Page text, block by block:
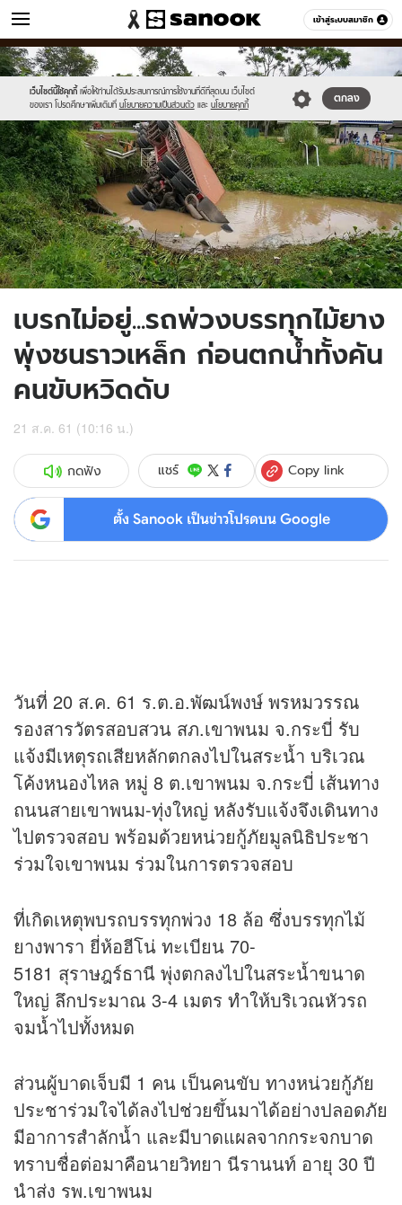
เข้าสู่ระบบสมาชิก
ข่าว หมวดอื่นๆ
เว็บไซต์นี้ใช้คุกกี้ เพื่อให้ท่านได้รับประสบการณ์การใช้งานที่ดีที่สุดบน เว็บไซต์
ของเรา โปรดศึกษาเพิ่มเติมที่ นโยบายความเป็นส่วนตัว และ นโยบายคุกกี้
ตกลง
Sanook
//s.isanook.com/sr/0/images/logo-
new-
sanook.png
600
60
//s.isanook.com/ns/0/ud/1496/7483642/01.jpg
เบรกไม่อยู่...รถพ่วงบรรทุกไม้ยาง
พุ่งชนราวเหล็ก ก่อนตกน้ำทั้งคัน
คนขับหวิดดับ
21 ส.ค. 61 (10:16 น.)
กดฟัง แชร์ Copy link
ตั้ง Sanook เป็นข่าวโปรดบน Google
วันที่ 20 ส.ค. 61 ร.ต.อ.พัฒน์พงษ์ พรหมวรรณ
รองสารวัตรสอบสวน สภ.เขาพนม จ.กระบี่ รับ
แจ้งมีเหตุรถเสียหลักตกลงไปในสระน้ำ บริเวณ
โค้งหนองไหล หมู่ 8 ต.เขาพนม จ.กระบี่ เส้นทาง
ถนนสายเขาพนม-ทุ่งใหญ่ หลังรับแจ้งจึงเดินทาง
ไปตรวจสอบ พร้อมด้วยหน่วยกู้ภัยมูลนิธิประชา
ร่วมใจเขาพนม ร่วมในการตรวจสอบ
ที่เกิดเหตุพบรถบรรทุกพ่วง 18 ล้อ ซึ่งบรรทุกไม้
ยางพารา ยี่ห้อฮีโน่ ทะเบียน 70-
5181 สุราษฎร์ธานี พุ่งตกลงไปในสระน้ำขนาด
ใหญ่ ลึกประมาณ 3-4 เมตร ทำให้บริเวณหัวรถ
จมน้ำไปทั้งหมด
ส่วนผู้บาดเจ็บมี 1 คน เป็นคนขับ ทางหน่วยกู้ภัย
ประชาร่วมใจได้ลงไปช่วยขึ้นมาได้อย่างปลอดภัย
มีอาการสำลักน้ำ และมีบาดแผลจากกระจกบาด
ทราบชื่อต่อมาคือนายวิทยา นีรานนท์ อายุ 30 ปี
นำส่ง รพ.เขาพนม